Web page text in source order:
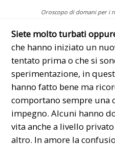
Oroscopo di domani per i
Siete molto turbati
che hanno iniziato un
tentato prima o che si
sperimentazione, in
hanno fatto bene ma
comportano sempre una
impegno. Alcuni hanno
vita anche a livello
altro. In amore la